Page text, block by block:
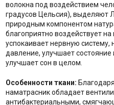
волокна под воздействием
градусов Цельсия), выделяют
природным компонентом
благоприятно воздействует
успокаивает нервную систему,
давление, улучшает состояние
улучшает сон в целом.
Особенности ткани:
наматрасник обладает
антибактериальными,